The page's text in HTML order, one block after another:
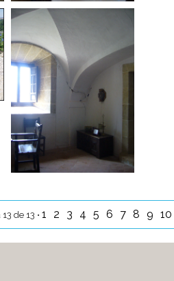
de 13 • 1 2 3 4 5 6 7 8 9 10